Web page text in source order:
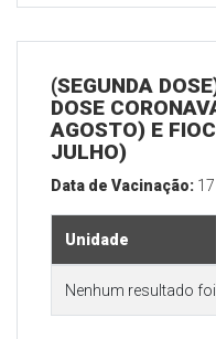
(SEGUNDA
DOSE
AGOSTO) E
JULHO)
Data de Vacinação:
Unidade
Nenhum resultado